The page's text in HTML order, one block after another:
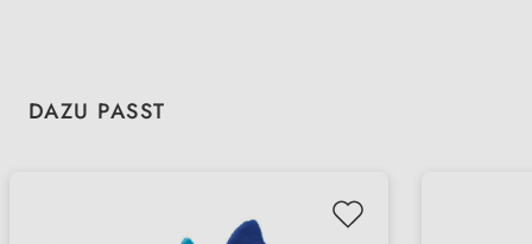
Produktgalerie überspringen
DAZU PASST